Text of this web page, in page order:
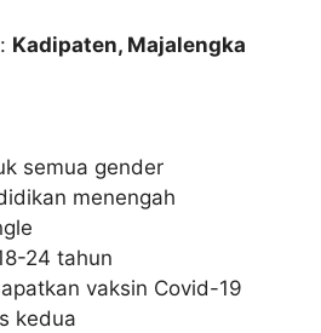
Kadipaten, Majalengka
semua gender
menengah
24 tahun
vaksin Covid-19
kedua